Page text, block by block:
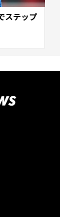
ステップ